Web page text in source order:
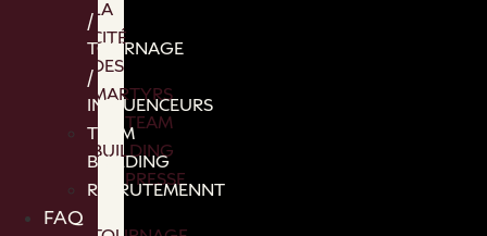
LA
CITÉ
DES
MARTYRS
TEAM
BUILDING
PRESSE
/
TOURNAGE
/
INFLUENCEURS
TEAM
BUILDING
RECRUTEMENNT
FAQ